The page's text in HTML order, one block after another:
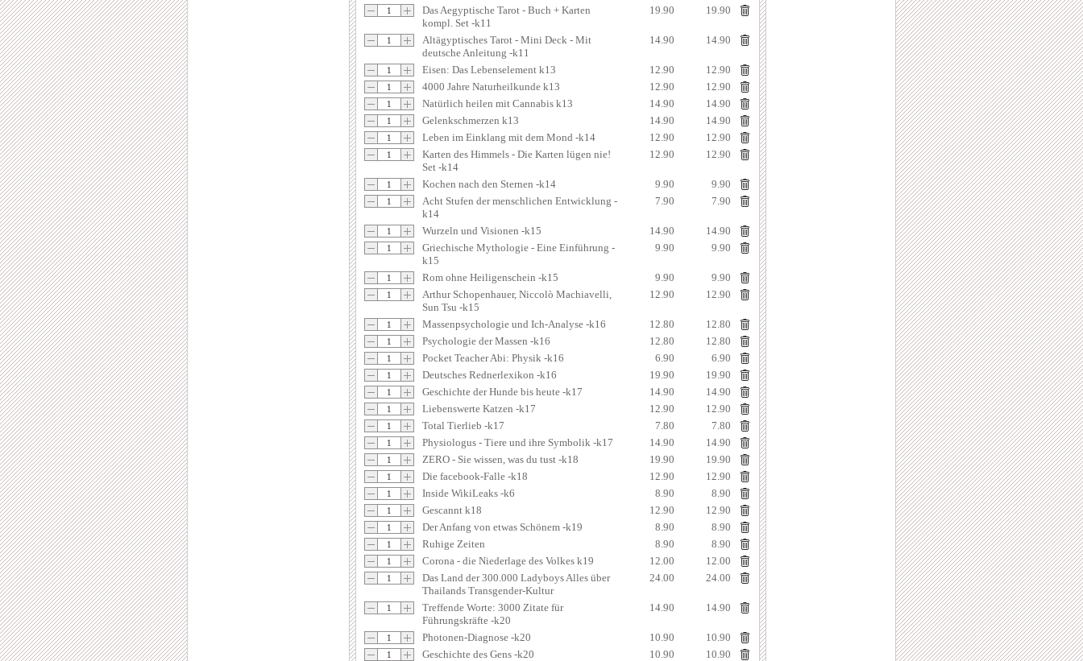
Das Aegyptische Tarot - Buch + Karten
kompl. Set -k11
19.90 19.90
Altägyptisches Tarot - Mini Deck - Mit
deutsche Anleitung -k11
14.90 14.90
Eisen: Das Lebenselement k13 12.90
12.90
4000 Jahre Naturheilkunde k13
12.90
12.90
Natürlich heilen mit Cannabis k13
14.90
14.90
Gelenkschmerzen k13
14.90
14.90
Leben im Einklang mit dem Mond -k14
12.90
12.90
Karten des Himmels - Die Karten lügen nie!
Set -k14
12.90 12.90
Kochen nach den Sternen -k14 9.90
9.90
Acht Stufen der menschlichen Entwicklung -
k14
7.90 7.90
Wurzeln und Visionen -k15 14.90
14.90
Griechische Mythologie - Eine Einführung -
k15
9.90 9.90
Rom ohne Heiligenschein -k15 9.90
9.90
Arthur Schopenhauer, Niccolò Machiavelli,
Sun Tsu -k15
12.90 12.90
Massenpsychologie und Ich-Analyse -k16 12.80
12.80
Psychologie der Massen -k16
12.80
12.80
Pocket Teacher Abi: Physik -k16
6.90
6.90
Deutsches Rednerlexikon -k16
19.90
19.90
Geschichte der Hunde bis heute -k17
14.90
14.90
Liebenswerte Katzen -k17
12.90
12.90
Total Tierlieb -k17
7.80
7.80
Physiologus - Tiere und ihre Symbolik -k17
14.90
14.90
ZERO - Sie wissen, was du tust -k18
19.90
19.90
Die facebook-Falle -k18
12.90
12.90
Inside WikiLeaks -k6
8.90
8.90
Gescannt k18
12.90
12.90
Der Anfang von etwas Schönem -k19
8.90
8.90
Ruhige Zeiten
8.90
8.90
Corona - die Niederlage des Volkes k19
12.00
12.00
Das Land der 300.000 Ladyboys Alles über
Thailands Transgender-Kultur
24.00 24.00
Treffende Worte: 3000 Zitate für
Führungskräfte -k20
14.90 14.90
Photonen-Diagnose -k20 10.90
10.90
Geschichte des Gens -k20
10.90
10.90